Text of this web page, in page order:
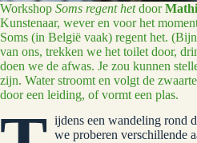
Workshop Soms regent hetdoor
Kunstenaar, wever en voor het
Soms (in België vaak) regent het.
van ons, trekken we het toilet door,
doen we de afwas. Je zou kunnen
zijn. Water stroomt en volgt de
door een leiding, of vormt een plas.
ijdens een wandeling rond
we proberen verschillende